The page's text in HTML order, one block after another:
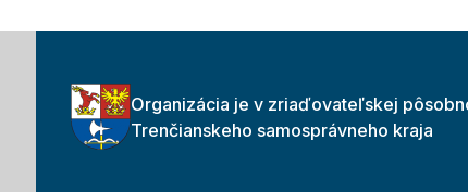
Organizácia je v zriaďovateľskej
Trenčianskeho samosprávneho kraja